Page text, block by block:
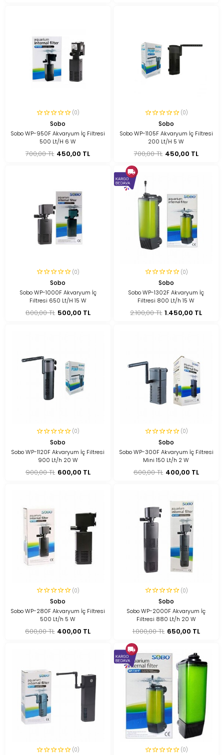
(0)
Sobo
Sobo WP-950F Akvaryum İç Filtresi
500 Lt/H 6 W
700,00 TL 450,00 TL
(0)
Sobo
Sobo WP-1105F Akvaryum İç Filtresi
200 Lt/H 5 W
700,00 TL 450,00 TL
(0)
Sobo
Sobo WP-1000F Akvaryum İç
Filtresi 650 Lt/H 15 W
800,00 TL 500,00 TL
(0)
Sobo
Sobo WP-1302F Akvaryum İç
Filtresi 800 Lt/h 15 W
2.100,00 TL 1.450,00 TL
(0)
Sobo
Sobo WP-1120F Akvaryum İç Filtresi
900 Lt/h 20 W
900,00 TL 600,00 TL
(0)
Sobo
Sobo WP-300F Akvaryum İç Filtresi
Mini 150 Lt/h 2 W
600,00 TL 400,00 TL
(0)
Sobo
Sobo WP-280F Akvaryum İç Filtresi
500 Lt/h 5 W
600,00 TL 400,00 TL
(0)
Sobo
Sobo WP-2000F Akvaryum İç
Filtresi 880 Lt/h 20 W
1.000,00 TL 650,00 TL
(0) (0)